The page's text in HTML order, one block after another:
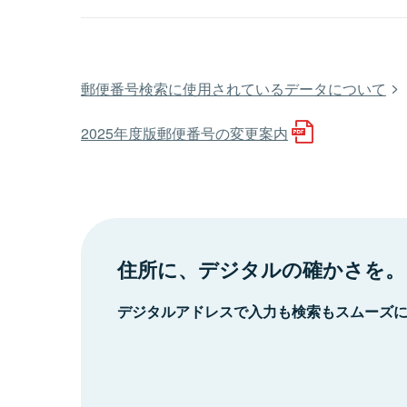
郵便番号検索に使用されているデータについて
2025年度版郵便番号の変更案内
住所に、デジタルの確かさを。
デジタルアドレスで入力も検索もスムーズ